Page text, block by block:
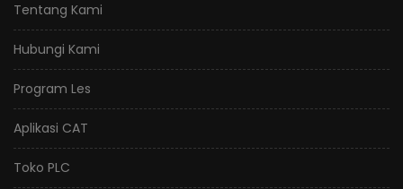
Tentang Kami
Hubungi Kami
Program Les
Aplikasi CAT
Toko PLC